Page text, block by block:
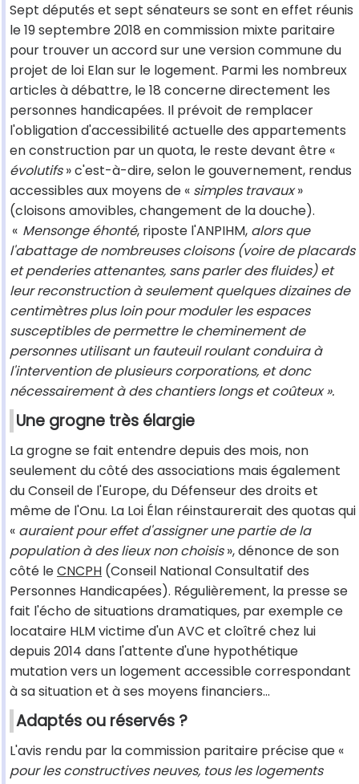
Sept députés et sept sénateurs se sont en effet réunis
le 19 septembre 2018 en commission mixte paritaire
pour trouver un accord sur une version commune du
projet de loi Elan sur le logement. Parmi les nombreux
articles à débattre, le 18 concerne directement les
personnes handicapées. Il prévoit de remplacer
l'obligation d'accessibilité actuelle des appartements
en construction par un quota, le reste devant être «
évolutifs» c'est-à-dire, selon le gouvernement, rendus
accessibles aux moyens de « simples travaux»
(cloisons amovibles, changement de la douche).
« Mensonge éhonté, riposte l'ANPIHM, alors que
l'abattage de nombreuses cloisons (voire de placards
et penderies attenantes, sans parler des fluides) et
leur reconstruction à seulement quelques dizaines de
centimètres plus loin pour moduler les espaces
susceptibles de permettre le cheminement de
personnes utilisant un fauteuil roulant conduira à
l'intervention de plusieurs corporations, et donc
nécessairement à des chantiers longs et coûteux ».
Une grogne très élargie
La grogne se fait entendre depuis des mois, non
seulement du côté des associations mais également
du Conseil de l'Europe, du Défenseur des droits et
même de l'Onu. La Loi Élan réinstaurerait des quotas qui
« auraient pour effet d'assigner une partie de la
population à des lieux non choisis», dénonce de son
côté leCNCPH (Conseil National Consultatif des
Personnes Handicapées). Régulièrement, la presse se
fait l'écho de situations dramatiques, par exemple ce
locataire HLM victime d'un AVC et cloîtré chez lui
depuis 2014 dans l'attente d'une hypothétique
mutation vers un logement accessible correspondant
à sa situation et à ses moyens financiers...
Adaptés ou réservés ?
L'avis rendu par la commission paritaire précise que «
pour les constructives neuves, tous les logements